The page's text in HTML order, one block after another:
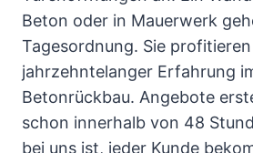
Beton oder in Mauerwerk
Tagesordnung. Sie
jahrzehntelanger Erfahrung
Betonrückbau. Angebote
schon innerhalb von 48
bei uns ist, jeder Kunde